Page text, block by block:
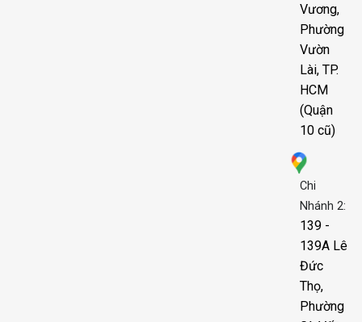
Vương,
Phường
Vườn
Lài, TP.
HCM
(Quận
10 cũ)
Chi
Nhánh 2:
139 -
139A Lê
Đức
Thọ,
Phường